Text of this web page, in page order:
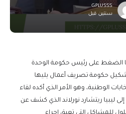
GPLUSSS
سنتين قبل
الضغط على رئيس حكومة الوحدة
تشكيل حكومة تصريف أعمال يليها
الوطنية، وهو الأمر الذي أكده لقاء
إلى ليبيا ريتشارد نورلاند الذي كشف عن